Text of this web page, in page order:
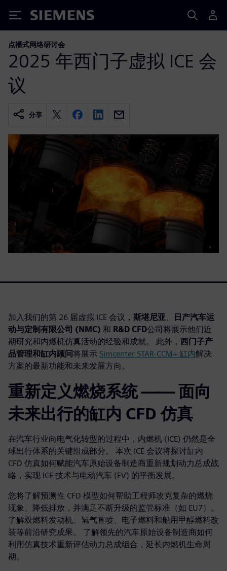
Siemens
点播式网络研讨会
2025 年西门子虚拟 ICE 会
议
分享
加入我们的第 26 届虚拟 ICE 会议， 斯堪尼亚
日产汽车运
动与定制有限公司 (NMC) 和 R&D CFD公司将展示他们近
期研究和内燃机仿真活动的经验和成就。 此外， 西门子产
品管理和缸内顾问将展示 Simcenter STAR-CCM+ 缸内解决
方案的最新功能和未来发展方向。
重新定义燃烧系统 —— 面向
未来出行的缸内 CFD 仿真
在汽车行业向电气化转型的过程中，内燃机 (ICE) 仍然是全
球出行体系的关键组成部分。 本次 ICE 会议将探讨缸内
CFD 仿真如何赋能汽车原始设备制造商重新规划动力总成战
略，实现 ICE 技术与电动汽车 (EV) 的平衡发展。
您将了解预测性 CFD 模型如何帮助工程师攻克复杂的燃烧
现象、降低排放，并满足不断升级的监管标准（如 EU7）。
了解双燃料发动机、氢气直喷、电子燃料和船用甲醇燃料改
装等前沿研究成果。 了解领先的汽车原始设备制造商如何
利用仿真技术重新评估动力总成组合，延长内燃机生命周
期。